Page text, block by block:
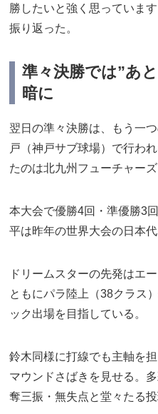
勝したいと強く思っていま
振り返った。
準々決勝では”あ
暗に
翌日の準々決勝は、もう一
戸（神戸サブ球場）で行わ
たのは北九州フューチャーズ
本大会で優勝4回・準優勝3
平は昨年の世界大会の日本
ドリームスターの先発はエ
ともにパラ陸上（38クラス
ック出場を目指している。
鈴木同様に打線でも主軸を
マウンドさばきを見せる。
奪三振・無失点と堂々たる投